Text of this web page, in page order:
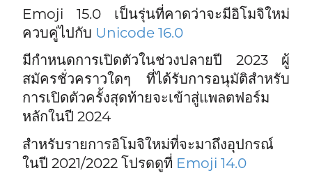
Emoji 15.0 เป็นรุ่นที่คาดว่าจะมีอิโมจิใหม่
ควบคู่ไปกับ Unicode 16.0
มีกำหนดการเปิดตัวในช่วงปลายปี 2023 ผู้
สมัครชั่วคราวใดๆ ที่ได้รับการอนุมัติสำหรับ
การเปิดตัวครั้งสุดท้ายจะเข้าสู่แพลตฟอร์ม
หลักในปี 2024
สำหรับรายการอิโมจิใหม่ที่จะมาถึงอุปกรณ์
ในปี 2021/2022 โปรดดูที่ Emoji 14.0